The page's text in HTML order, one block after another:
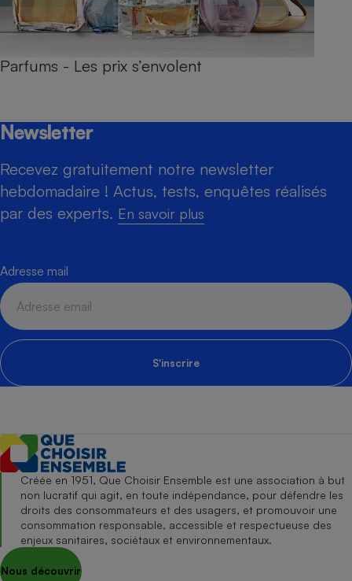
Parfums - Les prix s’envolent
Newsletter
Recevez gratuitement notre newsletter
hebdomadaire ! Actus, tests, enquêtes réalisés
par des experts. En savoir plus
Adresse mail
S'inscrire
Créée en 1951, Que Choisir Ensemble est une association à but
non lucratif qui agit, en toute indépendance, pour défendre les
droits des consommateurs et des usagers, et promouvoir une
consommation responsable, accessible et respectueuse des
enjeux sanitaires, sociétaux et environnementaux.
Nous découvrir